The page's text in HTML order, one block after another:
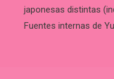
japonesas distintas
Fuentes internas de